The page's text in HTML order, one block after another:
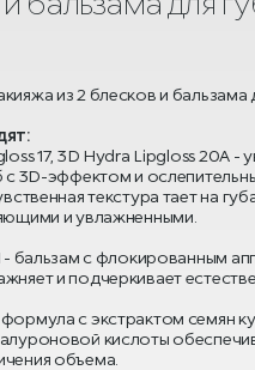
из 2 блесков и бальзама
17, 3D Hydra Lipgloss 20A -
с 3D-эффектом и
текстура тает на
и увлажненными.
- бальзам с флокированным
и подчеркивает
с экстрактом семян
кислоты
объема.